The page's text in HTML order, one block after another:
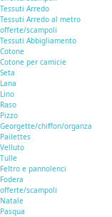
Tessuti Arredo
Tessuti Arredo al metro
offerte/scampoli
Tessuti Abbigliamento
Cotone
Cotone per camicie
Seta
Lana
Lino
Raso
Pizzo
Georgette/chiffon/organza
Pailettes
Velluto
Tulle
Feltro e pannolenci
Fodera
offerte/scampoli
Natale
Pasqua